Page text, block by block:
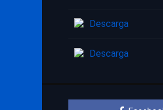
Descarga
Descarga